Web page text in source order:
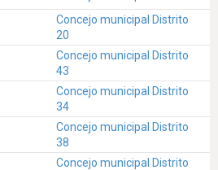
Concejo municipal Distrito
20
Concejo municipal Distrito
43
Concejo municipal Distrito
34
Concejo municipal Distrito
38
Concejo municipal Distrito